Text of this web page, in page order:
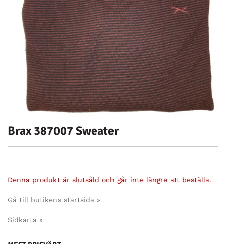
Brax 387007 Sweater
Denna produkt är slutsåld och går inte längre att beställa.
Gå till butikens startsida »
Sidkarta »